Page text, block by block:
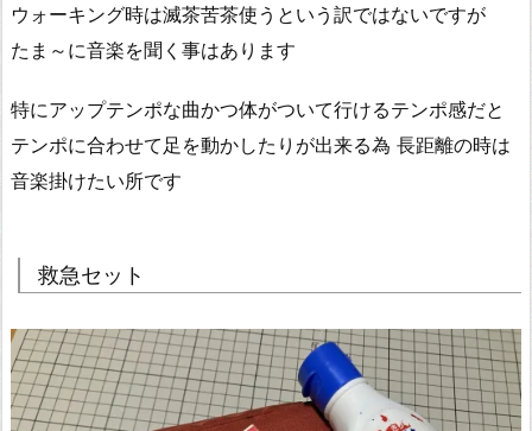
ウォーキング時は滅茶苦茶使うという訳ではないですが
たま～に音楽を聞く事はあります
特にアップテンポな曲かつ体がついて行けるテンポ感だと
テンポに合わせて足を動かしたりが出来る為 長距離の時は
音楽掛けたい所です
救急セット